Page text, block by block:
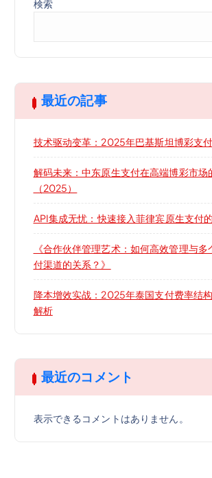
検索
最近の記事
技术驱动变革：2025年巴基斯坦博彩支
解码未来：中东原生支付在高端博彩市场
（2025）
API集成无忧：快速接入菲律宾原生支付
《合作伙伴管理艺术：如何高效管理与
付渠道的关系？》
降本增效实战：2025年泰国支付费率结
解析
最近のコメント
表示できるコメントはありません。